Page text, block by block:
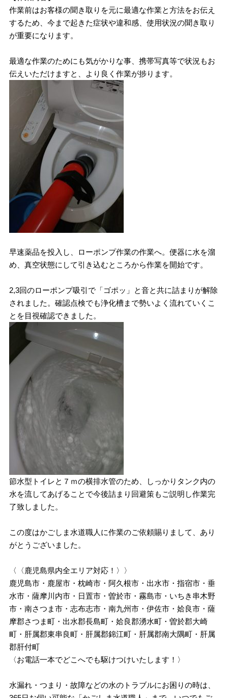
作業前はお客様の聞き取りを元に最適な作業と方法をお伝え
するため、今まで起きた症状や違和感、使用状況の聞き取り
が重要になります。
最適な作業のためにも気がかりな事、携帯写真等で状況もお
伝えいただけますと、より良く作業が捗ります。
早速薬品を投入し、ローポンプ作業の作業へ。便器に水を溜
め、真空状態にして引き込むところから作業を開始です。
2,3回のローポンプ吸引で「ゴポッ」と音と共に詰まりが解除
されました。確認点検でも浄化槽まで勢いよく流れていくこ
とを目視確認できました。
節水型トイレと７ｍの横排水管のため、しっかりタンク内の
水を流してあげることで今後詰まり回避策もご説明し作業完
了致しました。
この度はかごしま水道職人に作業のご依頼賜りまして、あり
がとうございました。
〈〈鹿児島県内全エリア対応！〉〉
鹿児島市・鹿屋市・枕崎市・阿久根市・出水市・指宿市・垂
水市・薩摩川内市・日置市・曽於市・霧島市・いちき串木野
市・南さつま市・志布志市・南九州市・伊佐市・姶良市・薩
摩郡さつま町・出水郡長島町・姶良郡湧水町・曽於郡大崎
町・肝属郡東串良町・肝属郡錦江町・肝属郡南大隅町・肝属
郡肝付町
〈お電話一本でどこへでも駆けつけいたします！〉
水漏れ・つまり・故障などの水のトラブルにお困りの時は、